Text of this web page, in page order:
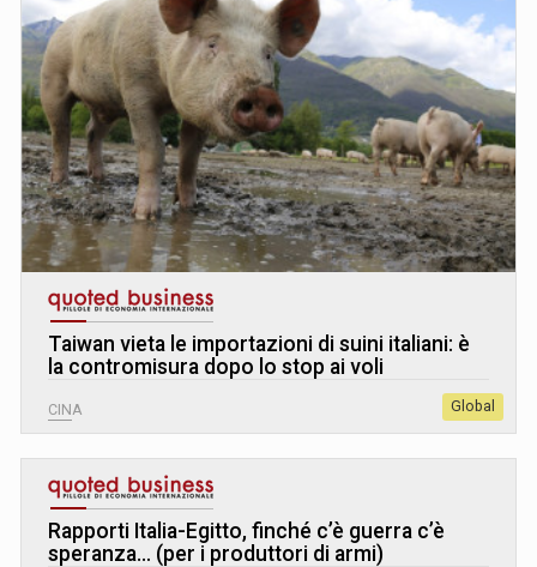
Taiwan vieta le importazioni di suini italiani: è
la contromisura dopo lo stop ai voli
CINA Global
Rapporti Italia-Egitto, finché c’è guerra c’è
speranza… (per i produttori di armi)